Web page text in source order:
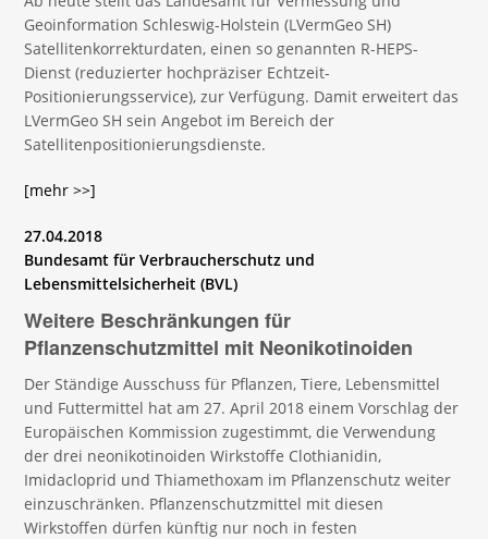
Geoinformation Schleswig-Holstein (LVermGeo SH)
Satellitenkorrekturdaten, einen so genannten R-HEPS-
Dienst (reduzierter hochpräziser Echtzeit-
Positionierungsservice), zur Verfügung. Damit erweitert das
LVermGeo SH sein Angebot im Bereich der
Satellitenpositionierungsdienste.
[mehr >>]
27.04.2018
Bundesamt für Verbraucherschutz und
Lebensmittelsicherheit (BVL)
Weitere Beschränkungen für
Pflanzenschutzmittel mit Neonikotinoiden
Der Ständige Ausschuss für Pflanzen, Tiere, Lebensmittel
und Futtermittel hat am 27. April 2018 einem Vorschlag der
Europäischen Kommission zugestimmt, die Verwendung
der drei neonikotinoiden Wirkstoffe Clothianidin,
Imidacloprid und Thiamethoxam im Pflanzenschutz weiter
einzuschränken. Pflanzenschutzmittel mit diesen
Wirkstoffen dürfen künftig nur noch in festen